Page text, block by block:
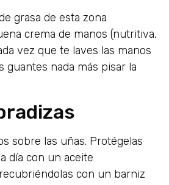
grasa de esta zona
crema de manos (nutritiva,
vez que te laves las manos
guantes nada más pisar la
sobre las uñas. Protégelas
día con un aceite
con un barniz